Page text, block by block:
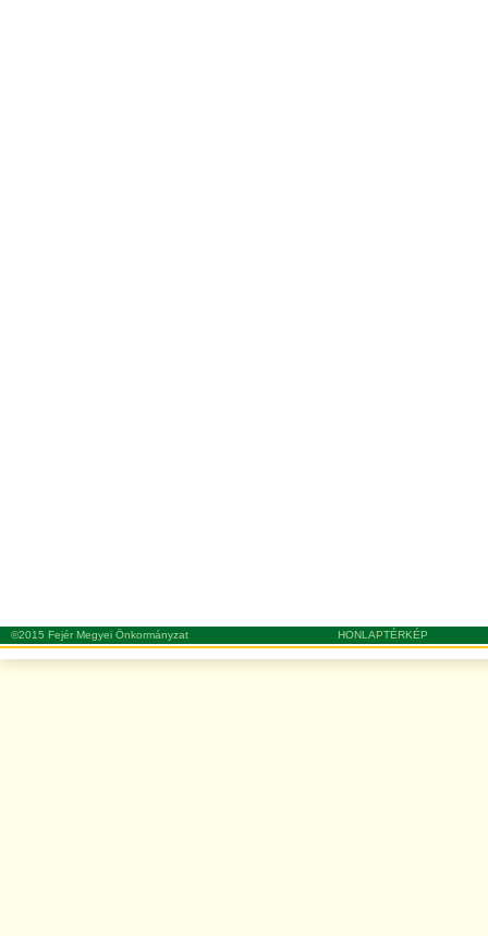
©2015 Fejér Megyei Önkormányzat HONLAPTÉRKÉP